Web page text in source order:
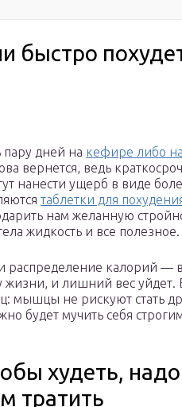
быстро
дней на кефире либо
вернется, ведь
нанести ущерб в виде
таблетки для
нам желанную
жидкость и все полезное.
распределение калорий
и лишний вес уйдет.
мышцы не рискуют стать
будет мучить себя
худеть,
тратить